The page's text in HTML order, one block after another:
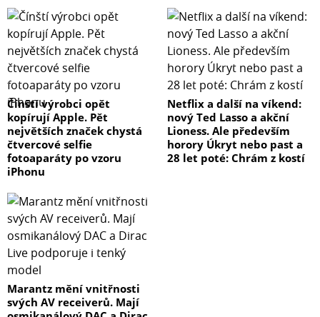
Čínští výrobci opět
kopírují Apple. Pět
největších značek chystá
čtvercové selfie
fotoaparáty po vzoru
iPhonu
Netflix a další na víkend:
nový Ted Lasso a akční
Lioness. Ale především
horory Úkryt nebo past a
28 let poté: Chrám z kostí
Marantz mění vnitřnosti
svých AV receiverů. Mají